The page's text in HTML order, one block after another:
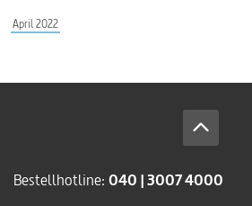
April 2022
Bestellhotline: 040 | 3007 4000